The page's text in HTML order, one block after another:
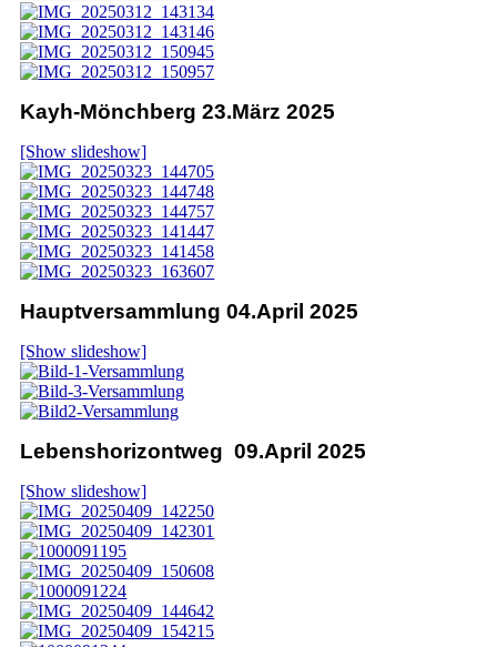
Kayh-Mönchberg 23.März 2025
[Show slideshow]
Hauptversammlung 04.April 2025
[Show slideshow]
Lebenshorizontweg 09.April 2025
[Show slideshow]